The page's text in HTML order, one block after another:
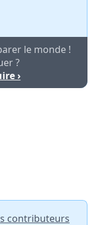
le monde !
?
›
contributeurs